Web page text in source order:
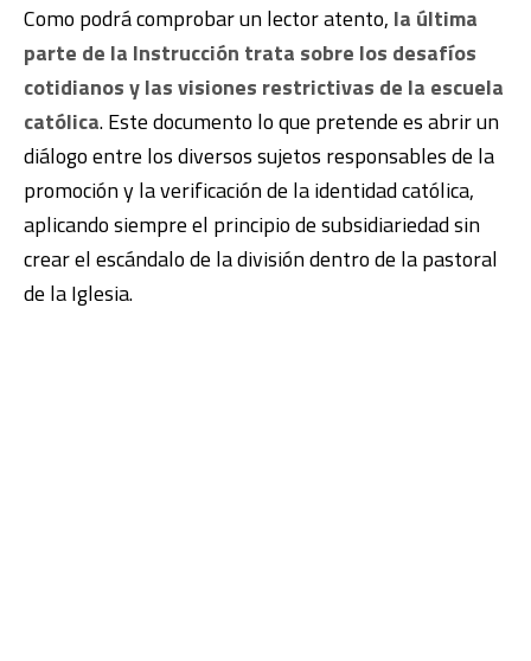
Como podrá comprobar un lector atento, la última
parte de la Instrucción trata sobre los desafíos
cotidianos y las visiones restrictivas de la escuela
católica. Este documento lo que pretende es abrir un
diálogo entre los diversos sujetos responsables de la
promoción y la verificación de la identidad católica,
aplicando siempre el principio de subsidiariedad sin
crear el escándalo de la división dentro de la pastoral
de la Iglesia.